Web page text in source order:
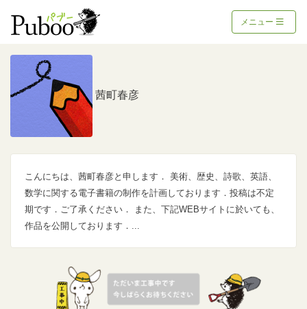
メニュー
茜町春彦
こんにちは、茜町春彦と申します． 美術、歴史、詩歌、英語、
数学に関する電子書籍の制作を計画しております．投稿は不定
期です．ご了承ください． また、下記WEBサイトに於いても、
作品を公開しております．...